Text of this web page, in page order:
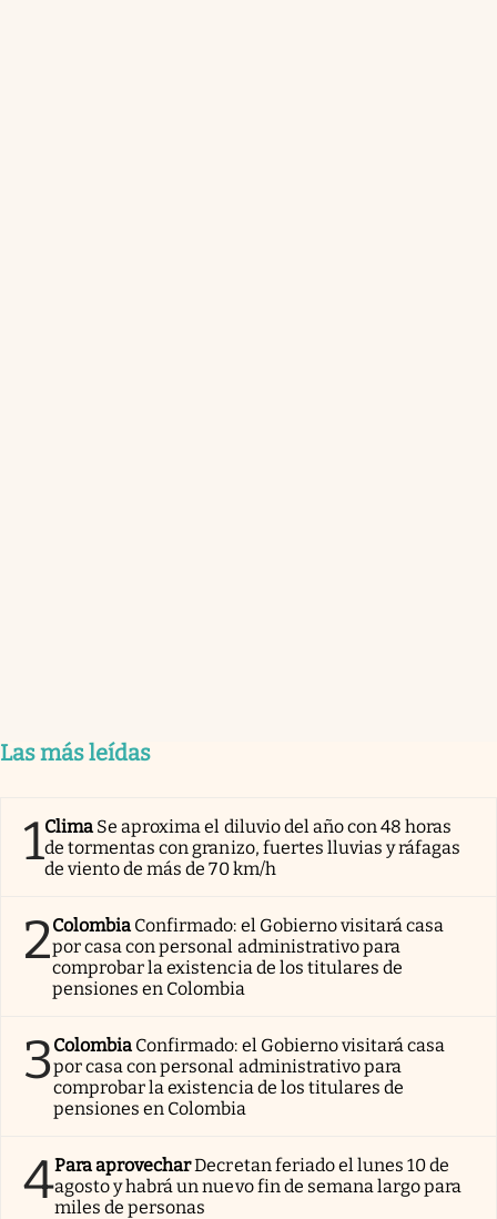
Las más leídas
1Clima Se aproxima el diluvio del año con 48 horas
de tormentas con granizo, fuertes lluvias y ráfagas
de viento de más de 70 km/h
2Colombia Confirmado: el Gobierno visitará casa
por casa con personal administrativo para
comprobar la existencia de los titulares de
pensiones en Colombia
3Colombia Confirmado: el Gobierno visitará casa
por casa con personal administrativo para
comprobar la existencia de los titulares de
pensiones en Colombia
4Para aprovecharDecretan feriado el lunes 10 de
agosto y habrá un nuevo fin de semana largo para
miles de personas